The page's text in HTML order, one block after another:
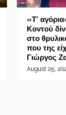
«Τ’
Κοντού
στο
που της
Γιώργος
August 05,